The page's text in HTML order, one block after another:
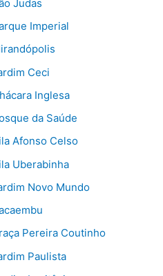
Judas
Imperial
Ceci
Inglesa
da Saúde
Afonso Celso
Uberabinha
Novo Mundo
Pereira Coutinho
Paulista